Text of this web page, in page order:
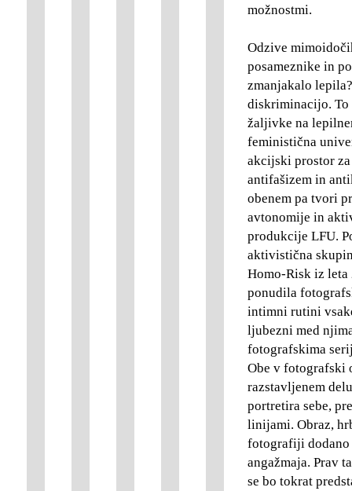
možnostmi.
Odzive
posameznike in
zmanjakalo
diskriminacijo. To
žaljivke na
feministična
akcijski prostor
antifašizem in
obenem pa tvori
avtonomije in
produkcije LFU.
aktivistična
Homo-Risk iz leta
ponudila
intimni rutini
ljubezni med
fotografskima
Obe v fotografski
razstavljenem
portretira sebe,
linijami. Obraz,
fotografiji dodano
angažmaja. Prav
se bo tokrat